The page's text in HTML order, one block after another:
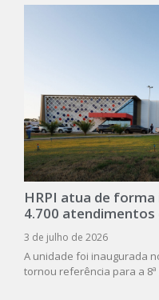
HRPI atua de
4.700 atendimentos
3 de julho de 2026
A unidade foi inaugurada
tornou referência para a 8ª